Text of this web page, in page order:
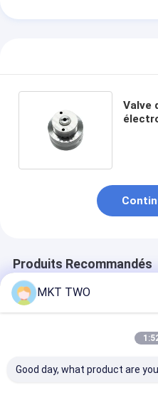
Valve
Produits Recommandés
MKT TWO
Good day, what product are